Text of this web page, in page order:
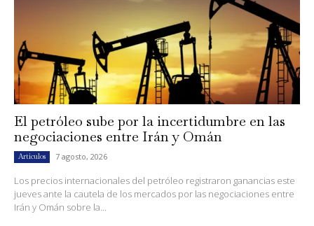
El petróleo sube por la incertidumbre en las
negociaciones entre Irán y Omán
Artículos 7 agosto, 2026
Los precios internacionales del petróleo registraron ganancias este
jueves ante la cautela de los mercados por las negociaciones entre
Irán y Omán sobre la...